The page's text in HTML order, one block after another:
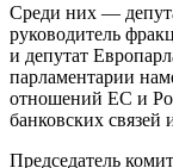
Среди них —
руководитель
и депутат
парламентарии
отношений ЕС и
банковских связей
Председатель